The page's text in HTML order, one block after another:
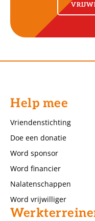
Help mee
Vriendenstichting
Doe een donatie
Word sponsor
Word financier
Nalatenschappen
Word vrijwilliger